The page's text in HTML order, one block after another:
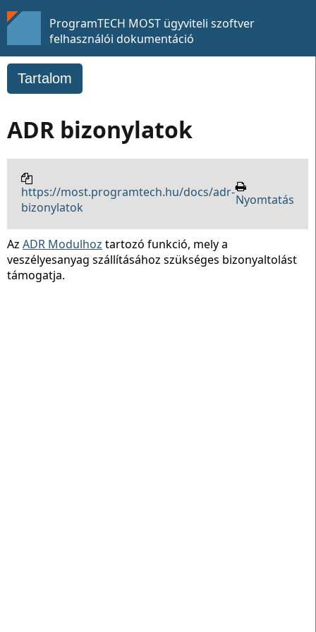
ProgramTECH MOST ügyviteli szoftver
felhasználói dokumentáció
Tartalom
ADR bizonylatok
https://most.programtech.hu/docs/adr-
bizonylatok
Nyomtatás
Az ADR Modulhoz tartozó funkció, mely a
veszélyesanyag szállításához szükséges bizonyaltolást
támogatja.